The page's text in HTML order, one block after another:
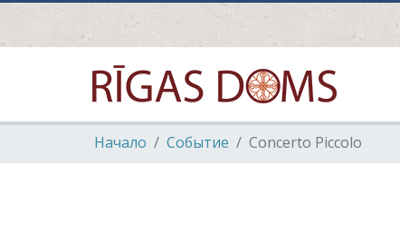
Hачало Событие Concerto Piccolo